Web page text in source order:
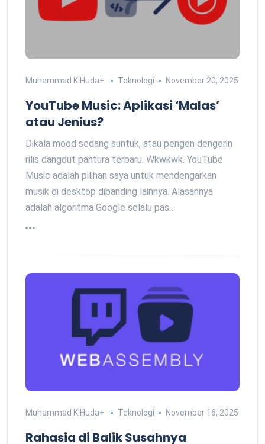
Muhammad K Huda+ Teknologi November 20, 2025
YouTube Music: Aplikasi ‘Malas’
atau Jenius?
Dikala mood sedang suntuk, atau pengen dengerin
rilis dangdut pantura terbaru. Wkwkwk. YouTube
Music adalah pilihan saya untuk mendengarkan
musik di desktop dibanding lainnya. Alasannya
adalah algoritma Google selalu pas…
Muhammad K Huda+ Teknologi November 16, 2025
Rahasia di Balik Susahnya